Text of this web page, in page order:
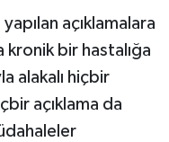
açıklamalara
kronik bir hastalığa
alakalı hiçbir
açıklama da